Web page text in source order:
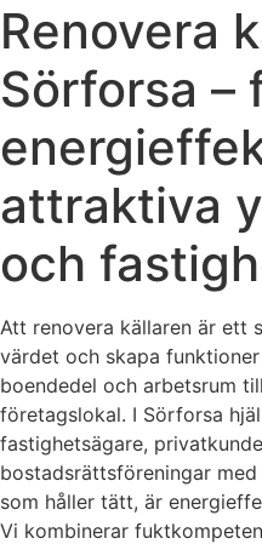
Renovera
Sörforsa –
attraktiva
och
Att renovera källaren är ett
värdet och skapa
boendedel och arbetsrum
företagslokal. I Sörforsa
fastighetsägare,
bostadsrättsföreningar
som håller tätt, är
Vi kombinerar